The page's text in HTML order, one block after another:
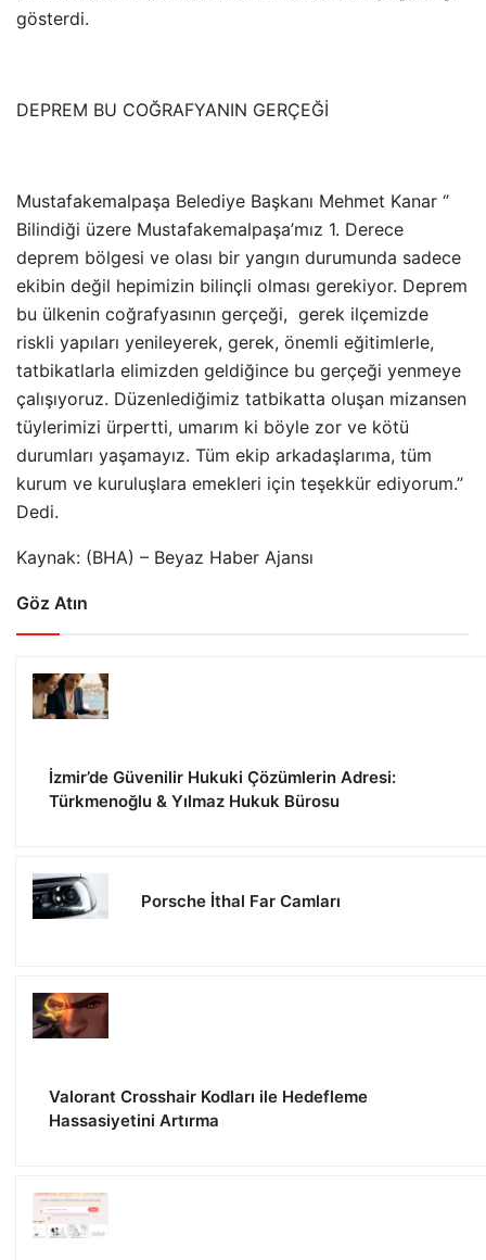
gösterdi.
DEPREM BU COĞRAFYANIN GERÇEĞİ
Mustafakemalpaşa Belediye Başkanı Mehmet Kanar ‘’
Bilindiği üzere Mustafakemalpaşa’mız 1. Derece
deprem bölgesi ve olası bir yangın durumunda sadece
ekibin değil hepimizin bilinçli olması gerekiyor. Deprem
bu ülkenin coğrafyasının gerçeği, gerek ilçemizde
riskli yapıları yenileyerek, gerek, önemli eğitimlerle,
tatbikatlarla elimizden geldiğince bu gerçeği yenmeye
çalışıyoruz. Düzenlediğimiz tatbikatta oluşan mizansen
tüylerimizi ürpertti, umarım ki böyle zor ve kötü
durumları yaşamayız. Tüm ekip arkadaşlarıma, tüm
kurum ve kuruluşlara emekleri için teşekkür ediyorum.’’
Dedi.
Kaynak: (BHA) – Beyaz Haber Ajansı
Göz Atın
İzmir’de Güvenilir Hukuki Çözümlerin Adresi:
Türkmenoğlu & Yılmaz Hukuk Bürosu
Porsche İthal Far Camları
Valorant Crosshair Kodları ile Hedefleme
Hassasiyetini Artırma